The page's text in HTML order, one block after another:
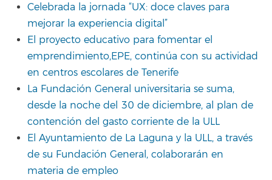
Celebrada la jornada “UX: doce claves para
mejorar la experiencia digital”
El proyecto educativo para fomentar el
emprendimiento,EPE, continúa con su actividad
en centros escolares de Tenerife
La Fundación General universitaria se suma,
desde la noche del 30 de diciembre, al plan de
contención del gasto corriente de la ULL
El Ayuntamiento de La Laguna y la ULL, a través
de su Fundación General, colaborarán en
materia de empleo